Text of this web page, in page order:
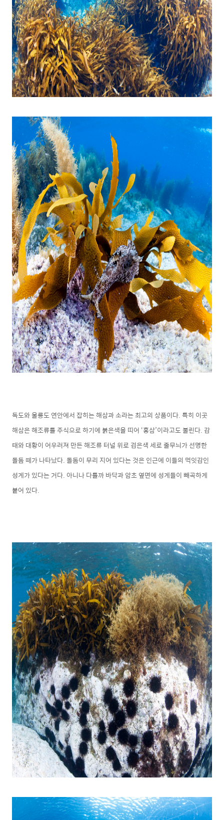
독도와 울릉도 연안에서 잡히는 해삼과 소라는 최고의 상품이다. 특히 이곳
해삼은 해조류를 주식으로 하기에 붉은색을 띠어 ‘홍삼’이라고도 불린다. 감
태와 대황이 어우러져 만든 해조류 터널 위로 검은색 세로 줄무늬가 선명한
돌돔 떼가 나타났다. 돌돔이 무리 지어 있다는 것은 인근에 이들의 먹잇감인
성게가 있다는 거다. 아니나 다를까 바닥과 암초 옆면에 성게들이 빼곡하게
붙어 있다.